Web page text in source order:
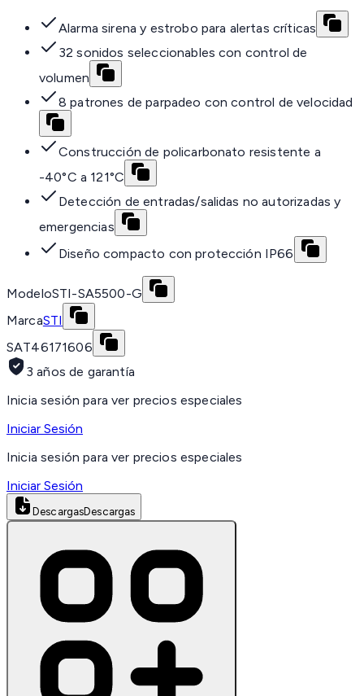
Alarma sirena y estrobo para alertas críticas
32 sonidos seleccionables con control de
volumen
8 patrones de parpadeo con control de velocidad
Construcción de policarbonato resistente a
-40°C a 121°C
Detección de entradas/salidas no autorizadas y
emergencias
Diseño compacto con protección IP66
ModeloSTI-SA5500-G
MarcaSTI
SAT46171606
3 años de garantía
Inicia sesión para ver precios especiales
Iniciar Sesión
Inicia sesión para ver precios especiales
Iniciar Sesión
DescargasDescargas